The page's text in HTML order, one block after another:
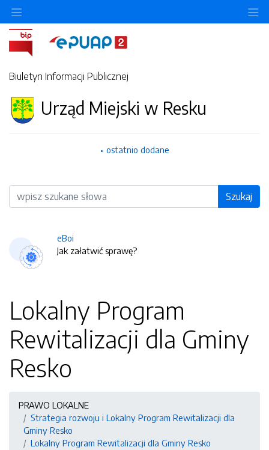
Biuletyn Informacji Publicznej
Urząd Miejski w Resku
ostatnio dodane
Wyszukiwarka Szukaj
eBoi
Jak załatwić sprawę?
Lokalny Program
Rewitalizacji dla Gminy
Resko
PRAWO LOKALNE
Strategia rozwoju i Lokalny Program Rewitalizacji dla
Gminy Resko
Lokalny Program Rewitalizacji dla Gminy Resko